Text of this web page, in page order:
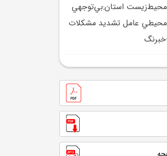
استان:بي‌توجهي
عامل تشديد مشکلات